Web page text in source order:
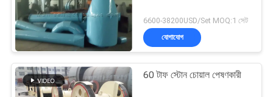
6600-38200USD/Set MOQ:1 সেট
যোগাযোগ
60 টাফ স্টোন চোয়াল পেষণকারী